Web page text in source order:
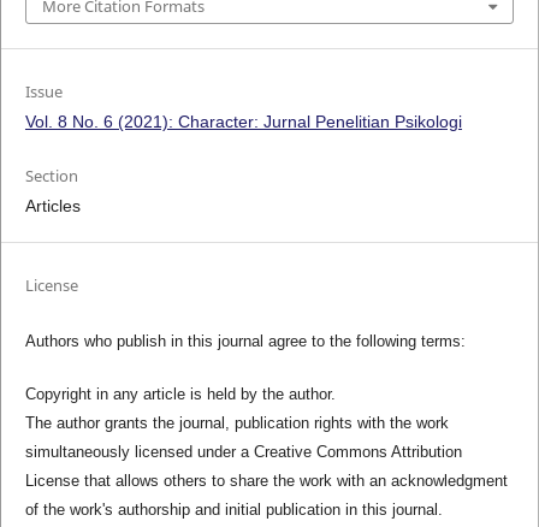
More Citation Formats
Issue
Vol. 8 No. 6 (2021): Character: Jurnal Penelitian Psikologi
Section
Articles
License
Authors who publish in this journal agree to the following terms:
Copyright in any article is held by the author.
The author grants the journal, publication rights with the work
simultaneously licensed under a Creative Commons Attribution
License that allows others to share the work with an acknowledgment
of the work's authorship and initial publication in this journal.